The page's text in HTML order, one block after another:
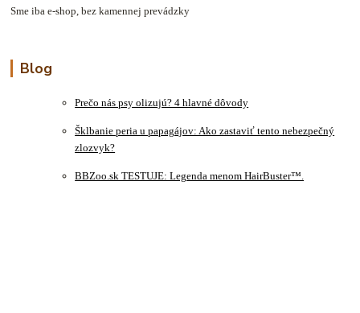
Sme iba e-shop, bez kamennej prevádzky
Blog
Prečo nás psy olizujú? 4 hlavné dôvody
Šklbanie peria u papagájov: Ako zastaviť tento nebezpečný
zlozvyk?
BBZoo.sk TESTUJE: Legenda menom HairBuster™.